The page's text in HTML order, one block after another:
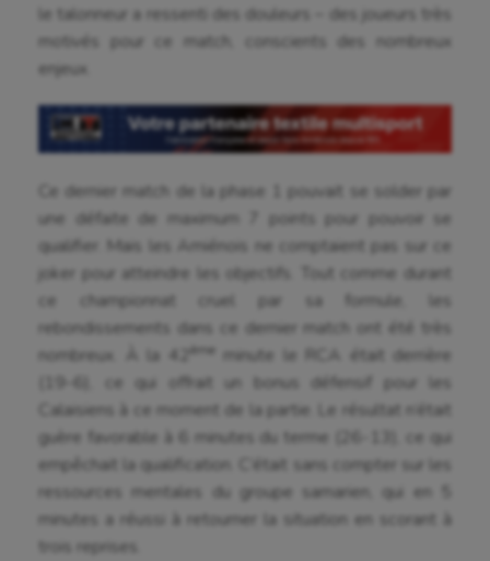
le talonneur a ressenti des douleurs – des joueurs très
motivés pour ce match, conscients des nombreux
enjeux.
Ce dernier match de la phase 1 pouvait se solder par
une défaite de maximum 7 points pour pouvoir se
qualifier. Mais les Amiénois ne comptaient pas sur ce
joker pour atteindre les objectifs. Tout comme durant
ce championnat cruel par sa formule, les
rebondissements dans ce dernier match ont été très
nombreux. À la 42
ème
minute le RCA était derrière
(19-6), ce qui offrait un bonus défensif pour les
Calaisiens à ce moment de la partie. Le résultat n’était
guère favorable à 6 minutes du terme (26-13), ce qui
empêchait la qualification. C’était sans compter sur les
ressources mentales du groupe samarien, qui en 5
minutes a réussi à retourner la situation en scorant à
trois reprises.